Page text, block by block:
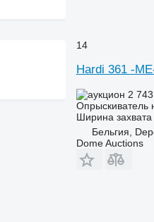
14
Hardi 361 -
2
Опрыскиватель
Ширина захвата
Бельгия,
Dome Auctions